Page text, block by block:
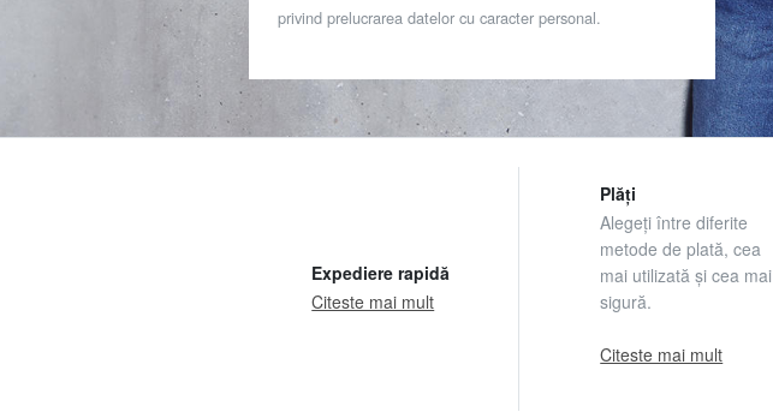
privind prelucrarea datelor cu caracter personal.
Expediere rapidă
Citeste mai mult
Plăți
Alegeți între diferite
metode de plată, cea
mai utilizată și cea mai
sigură.
Citeste mai mult